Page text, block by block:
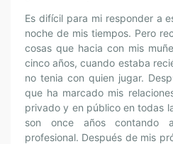
Es difícil para mi responder a
noche de mis tiempos. Pero
cosas que hacia con mis
cinco años, cuando estaba
no tenia con quien jugar.
que ha marcado mis
privado y en público en todas
son once años contando
profesional. Después de mis